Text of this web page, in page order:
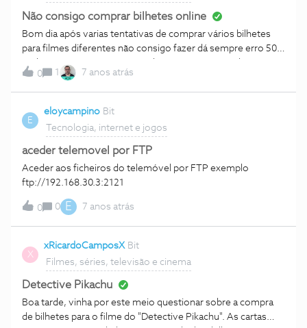
Não consigo comprar bilhetes online
Bom dia após varias tentativas de comprar vários bilhetes
para filmes diferentes não consigo fazer dá sempre erro 502
Bad Gateway ja a app nao me deixa iniciar sessão alguem me
consegue dizer o que se passa ?
0 1 7 anos atrás
E
eloycampino Bit
Tecnologia, internet e jogos
aceder telemovel por FTP
Aceder aos ficheiros do telemóvel por FTP exemplo
ftp://192.168.30.3:2121
0 0 E 7 anos atrás
X
xRicardoCamposX Bit
Filmes, séries, televisão e cinema
Detective Pikachu
Boa tarde, vinha por este meio questionar sobre a compra
de bilhetes para o filme do "Detective Pikachu". As cartas